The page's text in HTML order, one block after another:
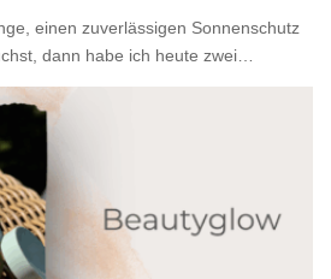
einen zuverlässigen Sonnenschutz
dann habe ich heute zwei…